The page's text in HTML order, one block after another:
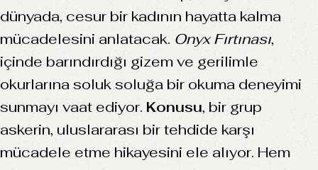
dünyada, cesur bir kadının hayatta kalma
mücadelesini anlatacak. Onyx Fırtınası,
içinde barındırdığı gizem ve gerilimle
okurlarına soluk soluğa bir okuma deneyimi
sunmayı vaat ediyor. Konusu, bir grup
askerin, uluslararası bir tehdide karşı
mücadele etme hikayesini ele alıyor. Hem